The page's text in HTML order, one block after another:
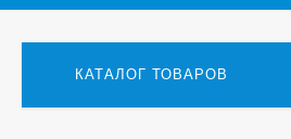
КАТАЛОГ ТОВАРОВ